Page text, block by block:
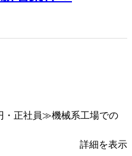
・正社員≫機械系工場での
詳細を表示